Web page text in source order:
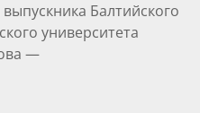
Балтийского
университета
—